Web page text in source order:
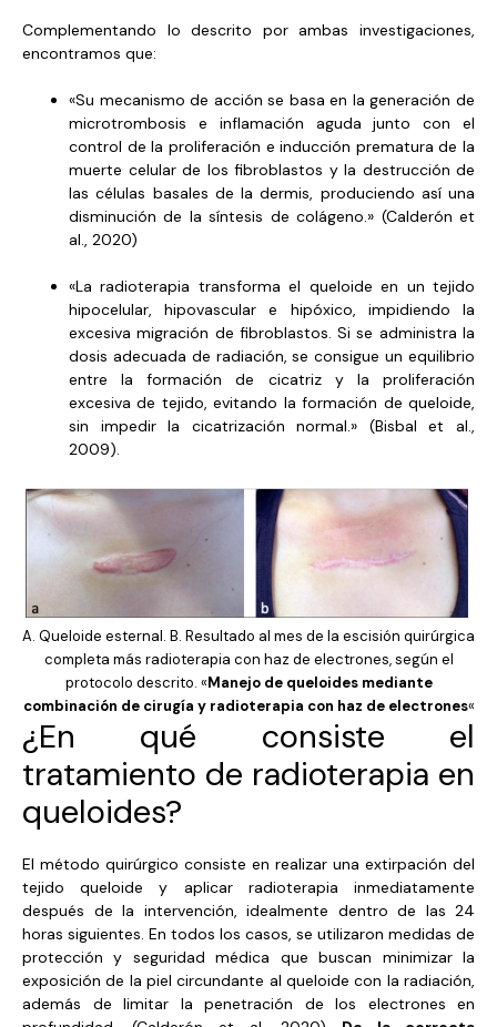
Complementando lo descrito por ambas investigaciones,
encontramos que:
«Su mecanismo de acción se basa en la generación de
microtrombosis e inflamación aguda junto con el
control de la proliferación e inducción prematura de la
muerte celular de los fibroblastos y la destrucción de
las células basales de la dermis, produciendo así una
disminución de la síntesis de colágeno.» (Calderón et
al., 2020)
«La radioterapia transforma el queloide en un tejido
hipocelular, hipovascular e hipóxico, impidiendo la
excesiva migración de fibroblastos. Si se administra la
dosis adecuada de radiación, se consigue un equilibrio
entre la formación de cicatriz y la proliferación
excesiva de tejido, evitando la formación de queloide,
sin impedir la cicatrización normal.» (Bisbal et al.,
2009).
A. Queloide esternal. B. Resultado al mes de la escisión quirúrgica
completa más radioterapia con haz de electrones, según el
protocolo descrito. «Manejo de queloides mediante
combinación de cirugía y radioterapia con haz de electrones«
¿En qué consiste el
tratamiento de radioterapia en
queloides?
El método quirúrgico consiste en realizar una extirpación del
tejido queloide y aplicar radioterapia inmediatamente
después de la intervención, idealmente dentro de las 24
horas siguientes. En todos los casos, se utilizaron medidas de
protección y seguridad médica que buscan minimizar la
exposición de la piel circundante al queloide con la radiación,
además de limitar la penetración de los electrones en